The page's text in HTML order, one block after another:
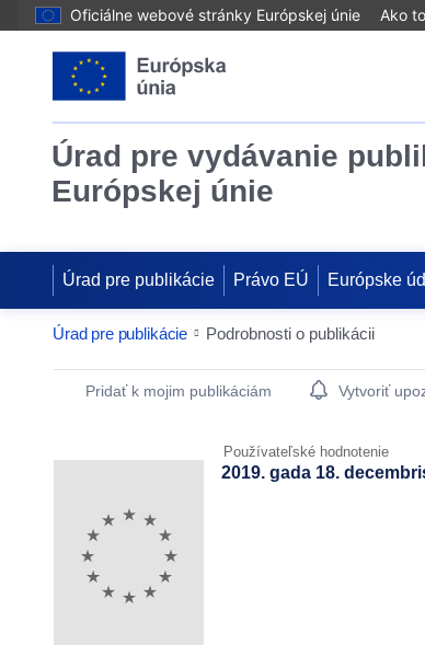
Oficiálne webové stránky Európskej únie Ako
Úrad pre vydávanie
Európskej únie
Úrad pre publikácie Právo EÚ Európske
Úrad pre publikácie Podrobnosti o publikácii
Publication Detail Actions
Pridať k mojim publikáciám Vytvoriť
Používateľské hodnotenie
2019. gada 18.